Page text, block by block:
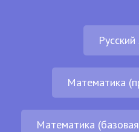
Математика
Математика